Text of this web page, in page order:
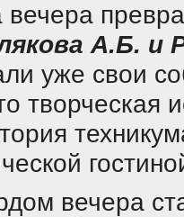
А.Б. и
уже свои
творческая
вечера